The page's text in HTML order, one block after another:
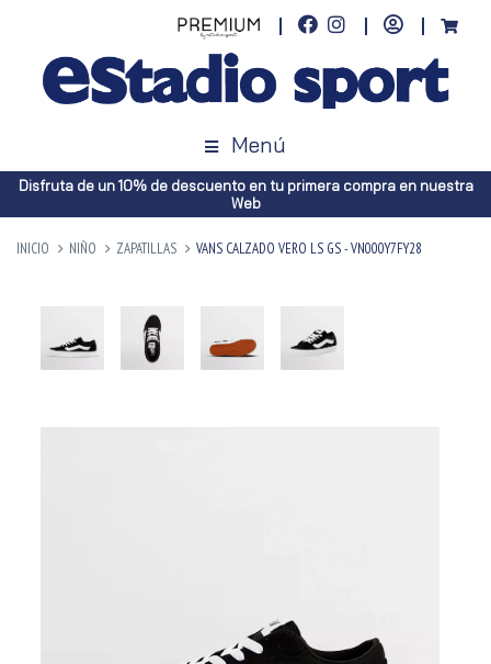
Menú
Disfruta de un 10% de descuento en tu primera compra en nuestra
Web
INICIO NIÑO ZAPATILLAS VANS CALZADO VERO LS GS - VN000Y7FY28